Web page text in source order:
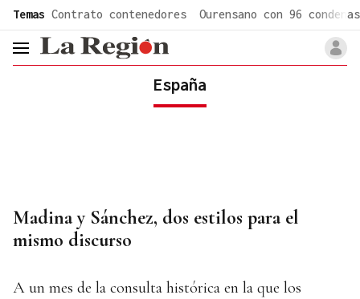
Temas Contrato contenedores Ourensano con 96 condenas
header.menu.open
España
Madina y Sánchez, dos estilos para el
mismo discurso
A un mes de la consulta histórica en la que los